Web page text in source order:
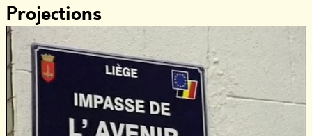
Projections